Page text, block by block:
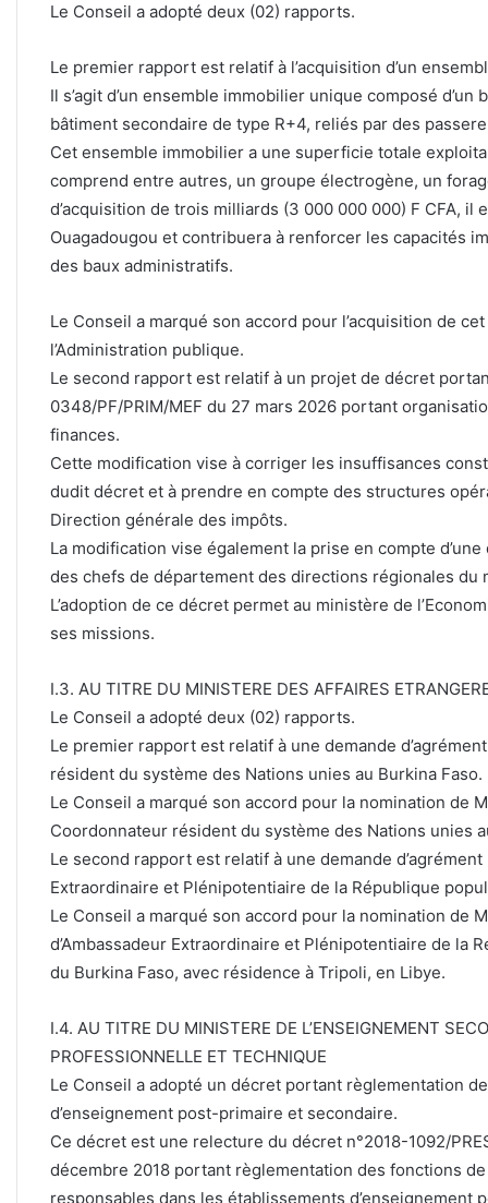
Le Conseil a adopté deux (02) rapports.
Le premier rapport est relatif à l’acquisition d’un
Il s’agit d’un ensemble immobilier unique composé
bâtiment secondaire de type R+4, reliés par des
Cet ensemble immobilier a une superficie totale
comprend entre autres, un groupe électrogène, un
d’acquisition de trois milliards (3 000 000 000) F CFA,
Ouagadougou et contribuera à renforcer les capacités
des baux administratifs.
Le Conseil a marqué son accord pour l’acquisition de
l’Administration publique.
Le second rapport est relatif à un projet de décret
0348/PF/PRIM/MEF du 27 mars 2026 portant
finances.
Cette modification vise à corriger les insuffisances
dudit décret et à prendre en compte des structures
Direction générale des impôts.
La modification vise également la prise en compte
des chefs de département des directions régionales du
L’adoption de ce décret permet au ministère de
ses missions.
I.3. AU TITRE DU MINISTERE DES AFFAIRES
Le Conseil a adopté deux (02) rapports.
Le premier rapport est relatif à une demande
résident du système des Nations unies au Burkina Faso.
Le Conseil a marqué son accord pour la nomination de
Coordonnateur résident du système des Nations unies
Le second rapport est relatif à une demande
Extraordinaire et Plénipotentiaire de la République
Le Conseil a marqué son accord pour la nomination de
d’Ambassadeur Extraordinaire et Plénipotentiaire de la
du Burkina Faso, avec résidence à Tripoli, en Libye.
I.4. AU TITRE DU MINISTERE DE L’ENSEIGNEMENT
PROFESSIONNELLE ET TECHNIQUE
Le Conseil a adopté un décret portant règlementation
d’enseignement post-primaire et secondaire.
Ce décret est une relecture du décret n°2018-1092/
décembre 2018 portant règlementation des fonctions de
responsables dans les établissements d’enseignement